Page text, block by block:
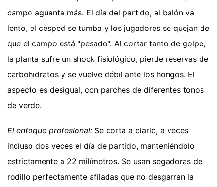
campo aguanta más. El día del partido, el balón va
lento, el césped se tumba y los jugadores se quejan de
que el campo está "pesado". Al cortar tanto de golpe,
la planta sufre un shock fisiológico, pierde reservas de
carbohidratos y se vuelve débil ante los hongos. El
aspecto es desigual, con parches de diferentes tonos
de verde.
El enfoque profesional: Se corta a diario, a veces
incluso dos veces el día de partido, manteniéndolo
estrictamente a 22 milímetros. Se usan segadoras de
rodillo perfectamente afiladas que no desgarran la